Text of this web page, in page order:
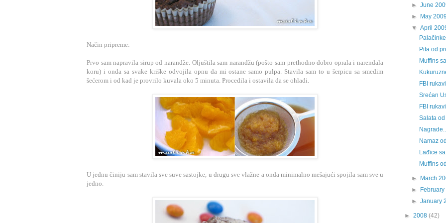
Način pripreme:
Prvo sam napravila sirup od narandže. Oljuštila sam narandžu (pošto sam prethodno dobro oprala i narendala
koru) i onda sa svake kriške odvojila opnu da mi ostane samo pulpa. Stavila sam to u šerpicu sa smeđim
šećerom i od kad je provrilo kuvala oko 5 minuta. Procedila i ostavila da se ohladi.
U jednu činiju sam stavila sve suve sastojke, u drugu sve vlažne a onda minimalno mešajući spojila sam sve u
jedno.
►June
►
May
▼ April
Pita od
Muffins
FBI
Srećan
FBI
Salata
Namaz
Lađice
Muffins
►
March
►
►January
► 2008 (42)